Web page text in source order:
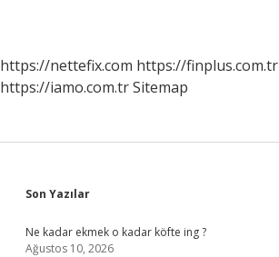
https://nettefix.com https://finplus.com.tr
https://iamo.com.trSitemap
Sidebar
Son Yazılar
Ne kadar ekmek o kadar köfte ing ?
Ağustos 10, 2026